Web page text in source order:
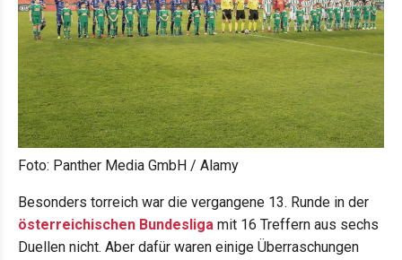
Foto: Panther Media GmbH / Alamy
Besonders torreich war die vergangene 13. Runde in der
österreichischen Bundesliga mit 16 Treffern aus sechs
Duellen nicht. Aber dafür waren einige Überraschungen